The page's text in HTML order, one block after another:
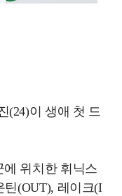
(24)이 생애 첫 드
에 위치한 휘닉스
틴(OUT), 레이크(I